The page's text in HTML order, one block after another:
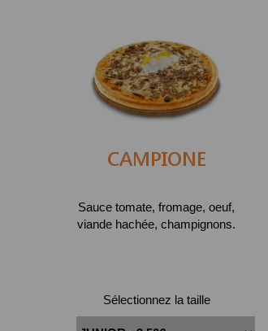
CAMPIONE
Sauce tomate, fromage, oeuf,
viande hachée, champignons.
Sélectionnez la taille